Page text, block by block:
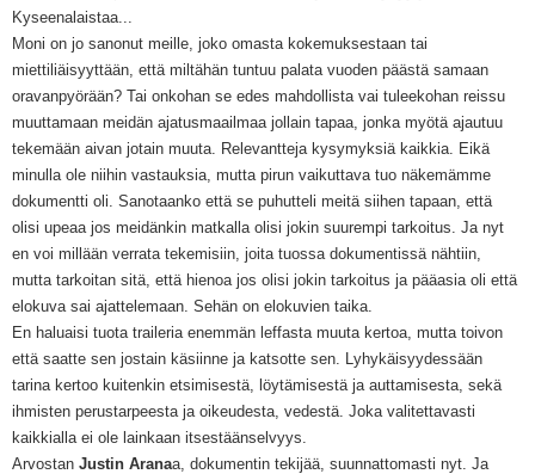
Kyseenalaistaa...
Moni on jo sanonut meille, joko omasta kokemuksestaan tai
miettiliäisyyttään, että miltähän tuntuu palata vuoden päästä samaan
oravanpyörään? Tai onkohan se edes mahdollista vai tuleekohan reissu
muuttamaan meidän ajatusmaailmaa jollain tapaa, jonka myötä ajautuu
tekemään aivan jotain muuta. Relevantteja kysymyksiä kaikkia. Eikä
minulla ole niihin vastauksia, mutta pirun vaikuttava tuo näkemämme
dokumentti oli. Sanotaanko että se puhutteli meitä siihen tapaan, että
olisi upeaa jos meidänkin matkalla olisi jokin suurempi tarkoitus. Ja nyt
en voi millään verrata tekemisiin, joita tuossa dokumentissä nähtiin,
mutta tarkoitan sitä, että hienoa jos olisi jokin tarkoitus ja pääasia oli että
elokuva sai ajattelemaan. Sehän on elokuvien taika.
En haluaisi tuota traileria enemmän leffasta muuta kertoa, mutta toivon
että saatte sen jostain käsiinne ja katsotte sen. Lyhykäisyydessään
tarina kertoo kuitenkin etsimisestä, löytämisestä ja auttamisesta, sekä
ihmisten perustarpeesta ja oikeudesta, vedestä. Joka valitettavasti
kaikkialla ei ole lainkaan itsestäänselvyys.
Arvostan Justin Aranaa, dokumentin tekijää, suunnattomasti nyt. Ja